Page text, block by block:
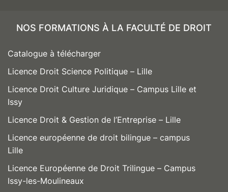
NOS FORMATIONS À LA FACULTÉ DE DROIT
Catalogue à télécharger
Licence Droit Science Politique – Lille
Licence Droit Culture Juridique – Campus Lille et
Issy
Licence Droit & Gestion de l’Entreprise – Lille
Licence européenne de droit bilingue – campus
Lille
Licence Européenne de Droit Trilingue – Campus
Issy-les-Moulineaux